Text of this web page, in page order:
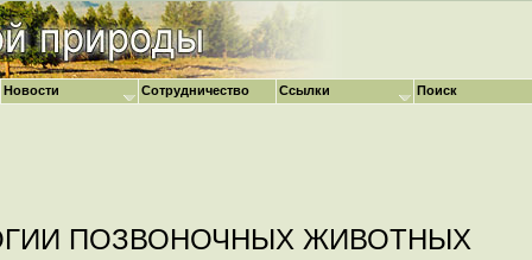
ПОЗВОНОЧНЫХ ЖИВОТНЫХ
Новости Сотрудничество Ссылки Поиск